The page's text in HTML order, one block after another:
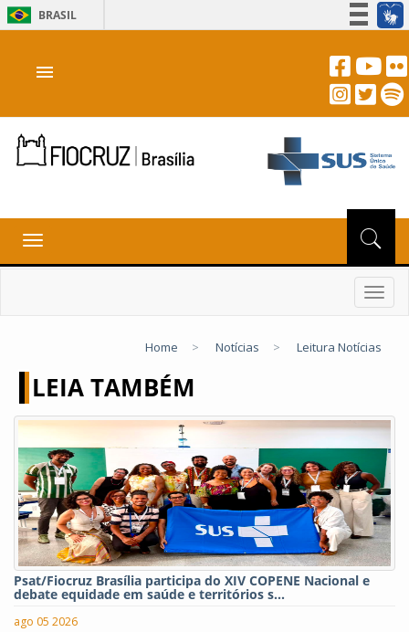
BRASIL
Acesso à informação
Canais
menu
Toggle
navigation
Home > Notícias > Leitura Notícias
LEIA TAMBÉM
Psat/Fiocruz Brasília participa do XIV COPENE Nacional e
debate equidade em saúde e territórios s...
ago 05 2026